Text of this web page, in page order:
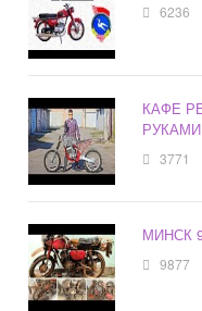
6236
КАФЕ
РУКАМИ
3771
МИНСК
9877